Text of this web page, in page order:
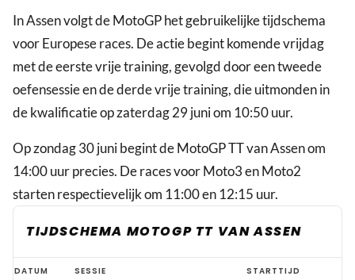
In Assen volgt de MotoGP het gebruikelijke tijdschema
voor Europese races. De actie begint komende vrijdag
met de eerste vrije training, gevolgd door een tweede
oefensessie en de derde vrije training, die uitmonden in
de kwalificatie op zaterdag 29 juni om 10:50 uur.
Op zondag 30 juni begint de MotoGP TT van Assen om
14:00 uur precies. De races voor Moto3 en Moto2
starten respectievelijk om 11:00 en 12:15 uur.
TIJDSCHEMA MOTOGP TT VAN ASSEN
Tijdschema
DATUM SESSIE STARTTIJD